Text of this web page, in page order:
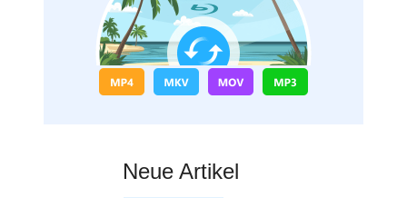
Neue Artikel